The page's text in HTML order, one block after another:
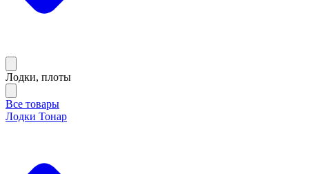
Лодки, плоты
Все товары
Лодки Тонар